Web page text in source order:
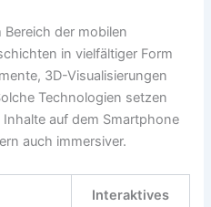
der mobilen
in vielfältiger Form
3D-Visualisierungen
Technologien setzen
auf dem Smartphone
auch immersiver.
Interaktives